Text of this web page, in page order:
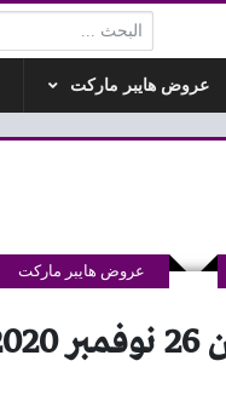
البحث:
عروض هايبر ماركت
عروض هايبر ماركت